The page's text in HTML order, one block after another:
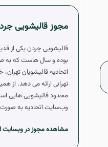
مجوز قالیشویی
قالیشویی جردن یکی از
بوده و سال هاست که به
اتحادیه قالیشویان
تهرانی ارائه می دهد. از
محدود قالیشویی هایی
وب‌سایت اتحادیه به
مشاهده مجوز در وبسایت